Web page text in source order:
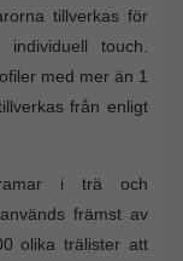
tillverkas för
touch.
med mer än 1
från enligt
i trä och
främst av
olika trälister att